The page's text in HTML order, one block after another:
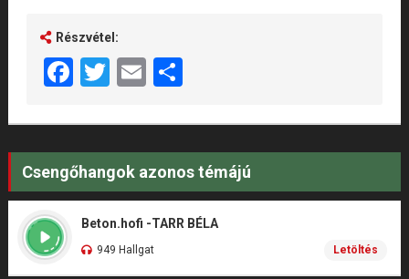
Részvétel:
Facebook
Twitter
EmailShare
Csengőhangok azonos témájú
Beton.hofi -TARR BÉLA
949 Hallgat Letöltés